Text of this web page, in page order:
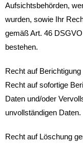
Aufsichtsbehörden,
wurden, sowie Ihr
gemäß Art. 46
bestehen.
Recht auf
Recht auf sofortige
Daten und/oder
unvollständigen Daten.
Recht auf Löschung